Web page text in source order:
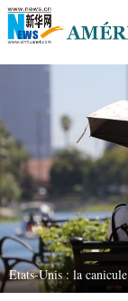
Etats-Unis : la